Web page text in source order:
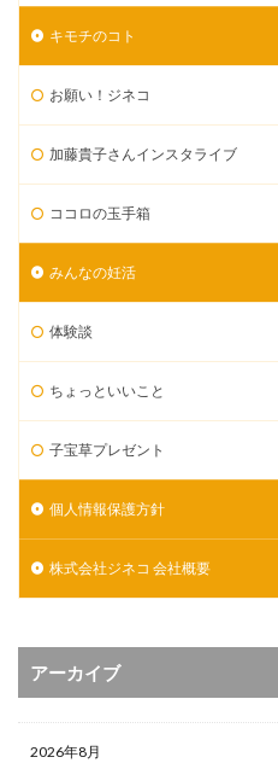
キモチのコト
お願い！ジネコ
加藤貴子さんインスタライブ
ココロの玉手箱
みんなの妊活
体験談
ちょっといいこと
子宝草プレゼント
個人情報保護方針
株式会社ジネコ 会社概要
アーカイブ
2026年8月